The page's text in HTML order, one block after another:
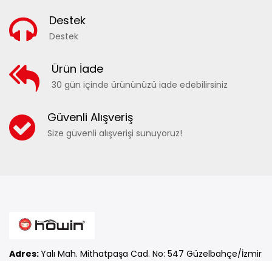
Destek
Destek
Ürün İade
30 gün içinde ürününüzü iade edebilirsiniz
Güvenli Alışveriş
Size güvenli alışverişi sunuyoruz!
Adres:Yalı Mah. Mithatpaşa Cad. No: 547 Güzelbahçe/İzmir